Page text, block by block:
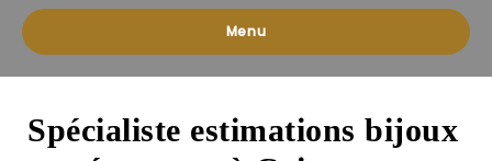
Menu
Spécialiste estimations bijoux